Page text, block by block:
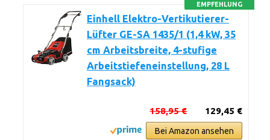
EMPFEHLUNG
Einhell Elektro-Vertikutierer-
Lüfter GE-SA 1435/1 (1,4 kW, 35
cm Arbeitsbreite, 4-stufige
Arbeitstiefeneinstellung, 28 L
Fangsack)
129,45 €
158,95 €
Bei Amazon ansehen